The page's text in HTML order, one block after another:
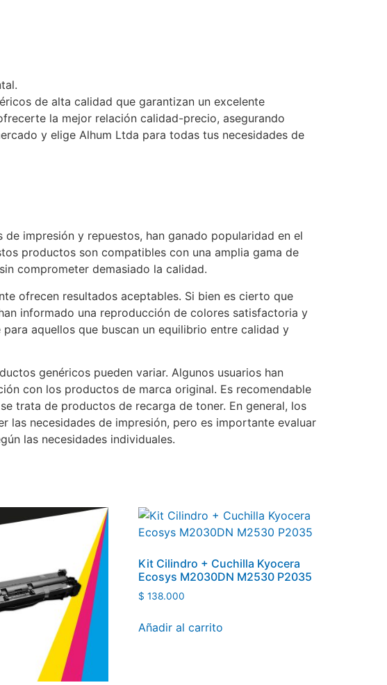
de alta calidad que garantizan un excelente
la mejor relación calidad-precio, asegurando
y elige Alhum Ltda para todas tus necesidades de
impresión y repuestos, han ganado popularidad en el
productos son compatibles con una amplia gama de
comprometer demasiado la calidad.
ofrecen resultados aceptables. Si bien es cierto que
informado una reproducción de colores satisfactoria y
aquellos que buscan un equilibrio entre calidad y
genéricos pueden variar. Algunos usuarios han
con los productos de marca original. Es recomendable
trata de productos de recarga de toner. En general, los
las necesidades de impresión, pero es importante evaluar
las necesidades individuales.
Kit Cilindro + Cuchilla Kyocera
Ecosys M2030DN M2530 P2035
$ 138.000
Añadir al carrito